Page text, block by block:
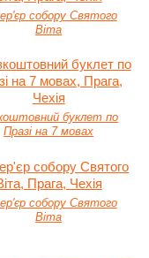
собору Святого
Віта
буклет по
Празі на 7 мовах
собору Святого
Віта